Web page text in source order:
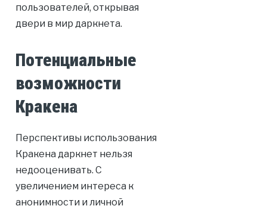
пользователей, открывая
двери в мир даркнета.
Потенциальные
возможности
Кракена
Перспективы использования
Кракена даркнет нельзя
недооценивать. С
увеличением интереса к
анонимности и личной